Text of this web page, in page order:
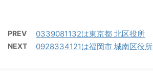
PREV 0339081132は東京都 北区役所
NEXT 0928334121は福岡市 城南区役所